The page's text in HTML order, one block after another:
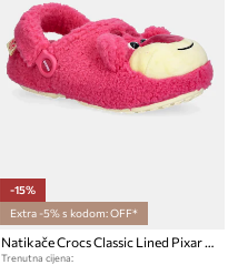
-15%
Extra -5% s kodom: OFF*
Trenutna cijena: